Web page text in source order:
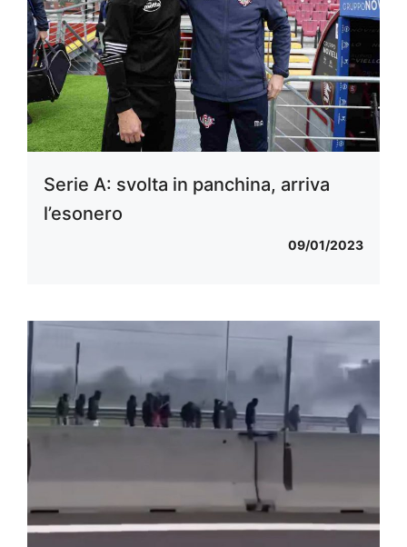
Serie A: svolta in panchina, arriva
l’esonero
09/01/2023